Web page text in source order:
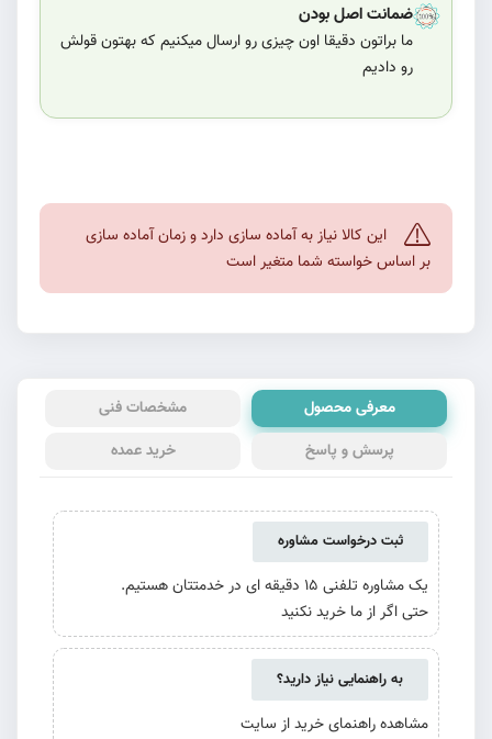
ضمانت اصل بودن
ما براتون دقیقا اون چیزی رو ارسال میکنیم که بهتون قولش
رو دادیم
این کالا نیاز به آماده سازی دارد و زمان آماده سازی
بر اساس خواسته شما متغیر است
معرفی محصول
مشخصات فنی
پرسش و پاسخ
خرید عمده
ثبت درخواست مشاوره
یک مشاوره تلفنی 15 دقیقه ای در خدمتتان هستیم.
حتی اگر از ما خرید نکنید
به راهنمایی نیاز دارید؟
مشاهده راهنمای خرید از سایت